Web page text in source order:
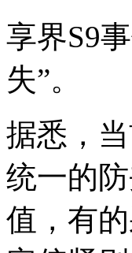
享界S9
失”。
据悉，
统一的
值，有